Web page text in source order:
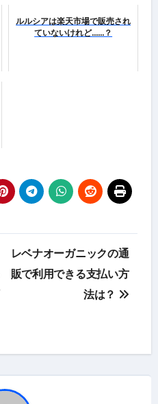
ルルシアは楽天市場で販売され
ていないけれど……？
レベナオーガニックの通
販で利用できる支払い方
法は？